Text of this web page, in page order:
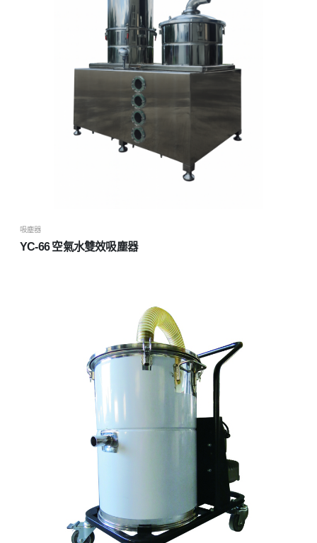
吸塵器
YC-66 空氣水雙效吸塵器